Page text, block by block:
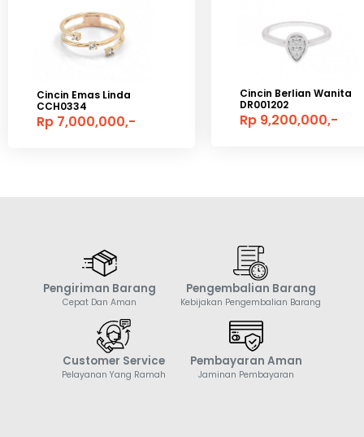
Cincin Emas Linda
CCH0334
Rp 7,000,000,-
Cincin Berlian Wanita
DR001202
Rp 9,200,000,-
Pengiriman Barang
Cepat Dan Aman
Pengembalian Barang
Kebijakan Pengembalian Barang
Customer Service
Pelayanan Yang Ramah
Pembayaran Aman
Jaminan Pembayaran